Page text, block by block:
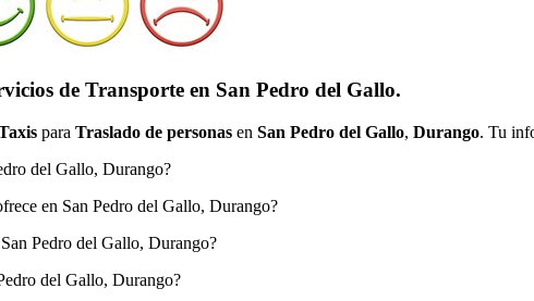
de Transporte en San Pedro del Gallo.
para Traslado de personas en San Pedro del Gallo, Durango. Tu
del Gallo, Durango?
en San Pedro del Gallo, Durango?
Pedro del Gallo, Durango?
del Gallo, Durango?